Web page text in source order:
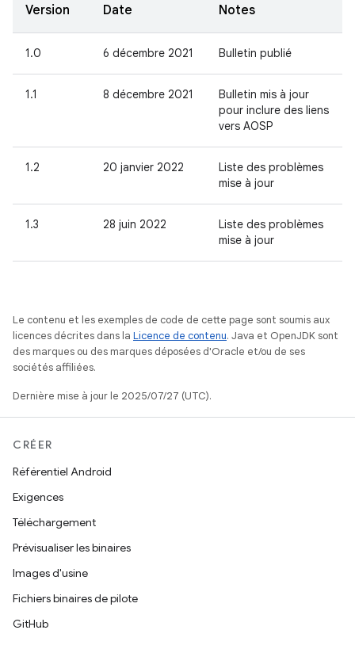
Version Date Notes
1.0 6 décembre 2021 Bulletin publié
1.1 8 décembre 2021
Bulletin mis à jour
pour inclure des liens
vers AOSP
1.2 20 janvier 2022
Liste des problèmes
mise à jour
1.3 28 juin 2022
Liste des problèmes
mise à jour
Le contenu et les exemples de code de cette page sont soumis aux
licences décrites dans la Licence de contenu. Java et OpenJDK sont
des marques ou des marques déposées d'Oracle et/ou de ses
sociétés affiliées.
Dernière mise à jour le 2025/07/27 (UTC).
CRÉER
Référentiel Android
Exigences
Téléchargement
Prévisualiser les binaires
Images d'usine
Fichiers binaires de pilote
GitHub